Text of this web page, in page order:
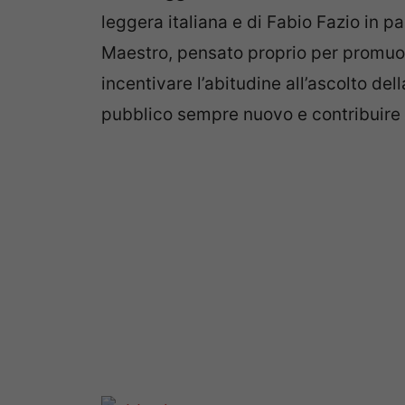
leggera italiana e di Fabio Fazio in
Maestro, pensato proprio per
incentivare l’abitudine all’ascolto
pubblico sempre nuovo e